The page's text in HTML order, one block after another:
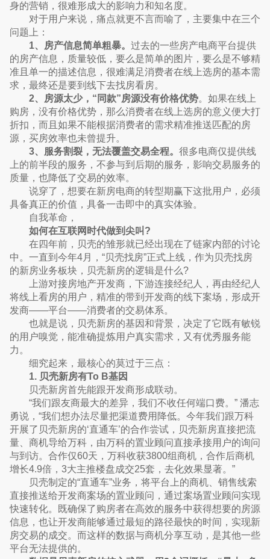
身的营销，很难形成大的影响力和知名度。
对于用户来说，痛点就更不言而喻了，主要集中在三个
问题上：
1、房产信息简单粗暴。 过去的一些房产电商平台提供
的房产信息，质量较低，要么是简单的图片，要么是不够精
准且单一的描述信息，很难满足消费者在线上选房的基本需
求，最终还是要到线下去找房看房。
2、房源太少，“同款”房源没有价格优势。如果在线上
购房，没有价格优势，那么消费者在线上选房的意义便大打
折扣，而且如果不能根据消费者的需求精准推送匹配的房
源，买房效率也未曾提升。
3、服务割裂，无法覆盖交易全程。 很多电商仅提供线
上的前半段的服务，不参与到后期的服务，影响交易服务的
质量，也降低了交易的效率。
说穿了，想要在新房电商的转型期赢下这批用户，必须
具备真正的价值，具备一击即中的真实体验。
自我革命，
如何在互联网时代做到尖叫?
在四年前，贝壳的雏形就已经出现在了链家内部的讨论
中。一直到今年4月，“贝壳找房”正式上线，作为贝壳找房
的新房业务板块，贝壳新房的逻辑是什么?
上游对接房地产开发商，下游连接经纪人，再由经纪人
将线上看房的用户，精准的带到开发商的线下案场，形成开
发商——平台——消费者的交易体系。
也就是说，贝壳新房的基因和背景，决定了它既有敏锐
的用户嗅觉，能准确提炼用户真实需求，又有优秀服务能
力。
细究起来，最核心的莫过于三点：
1. 贝壳新房有To B基因
贝壳新房首先能跟开发商形成联动。
“我们跟友商最大的差异，我们不收任何端口费。” 潘志
勇说，“我们想办法尽量把渠道费用降低。今年我们跟万科
开展了贝壳新房的‘直通车’的合作尝试，贝壳新房直接把流
量、商机导给万科，由万科的置业顾问直接承接用户的询问
与到访。合作仅60天，万科收获3800组商机，合作后商机
增长4.9倍，3大主推楼盘成交25套，去化效果显著。”
贝壳制定的“直通车”业务，将平台上的商机、销售线索
直接推送给开发商案场的置业顾问，通过案场置业顾问实现
快速转化。既确保了购房者在高效的服务中获得想要的房源
信息，也让开发商能够通过最短的路径最快的时间，实现新
房交易的成交。而这样的数据与商机分享互动，是其他一些
平台无法提供的。